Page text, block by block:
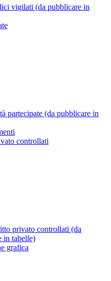
vigilati (da pubblicare in
partecipate (da pubblicare in
controllati
privato controllati (da
in tabelle)
grafica